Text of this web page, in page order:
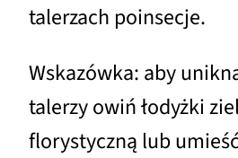
talerzach poinsecje.
Wskazówka: aby
talerzy owiń łodyżki
florystyczną lub